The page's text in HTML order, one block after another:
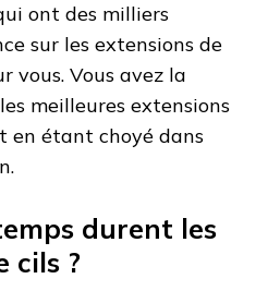
ont des milliers
sur les extensions de
vous. Vous avez la
meilleures extensions
en étant choyé dans
durent les
cils ?